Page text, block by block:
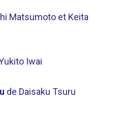
Matsumoto et Keita
Iwai
de Daisaku Tsuru